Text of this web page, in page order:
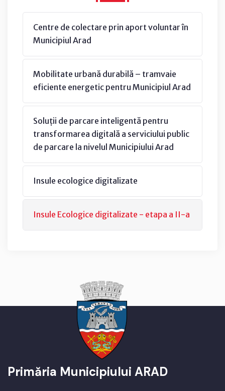
Centre de colectare prin aport voluntar în
Municipiul Arad
Mobilitate urbană durabilă – tramvaie
eficiente energetic pentru Municipiul Arad
Soluții de parcare inteligentă pentru
transformarea digitală a serviciului public
de parcare la nivelul Municipiului Arad
Insule ecologice digitalizate
Insule Ecologice digitalizate - etapa a II-a
Primăria Municipiului ARAD